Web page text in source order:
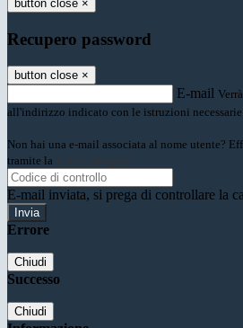
button close ×
Recupero password
button close ×
E-mail
all'indirizzo indicato con le istruzioni necessarie.
Non hai una e-mail associata al nome utente?
tramite la
E-mail inviata, si prega di controllare la
Errore
Chiudi
Successo
Chiudi